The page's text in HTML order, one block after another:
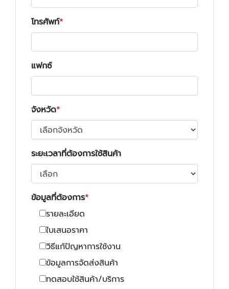
โทรศัพท์
แฟกซ์
จังหวัด
ระยะเวลาที่ต้องการใช้สินค้า
ข้อมูลที่ต้องการ
รายละเอียด
ใบเสนอราคา
วิธีแก้ปัญหาการใช้งาน
ข้อมูลการจัดส่งสินค้า
ทดสอบใช้สินค้า/บริการ